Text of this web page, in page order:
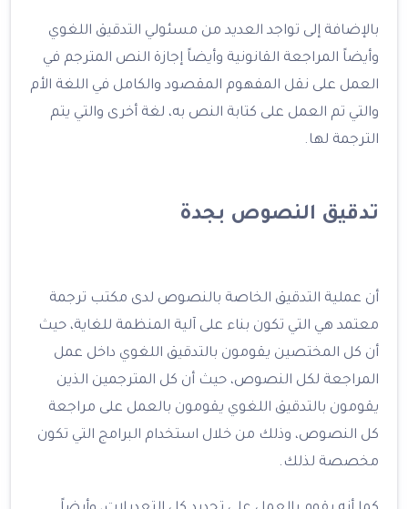
بالإضافة إلى تواجد العديد من مسئولي التدقيق اللغوي
وأيضاً المراجعة القانونية وأيضاً إجازة النص المترجم في
العمل على نقل المفهوم المقصود والكامل في اللغة الأم
والتي تم العمل على كتابة النص به، لغة أخرى والتي يتم
الترجمة لها.
تدقيق النصوص بجدة
أن عملية التدقيق الخاصة بالنصوص لدى مكتب ترجمة
معتمد هي التي تكون بناء على آلية المنظمة للغاية، حيث
أن كل المختصين يقومون بالتدقيق اللغوي داخل عمل
المراجعة لكل النصوص، حيث أن كل المترجمين الذين
يقومون بالتدقيق اللغوي يقومون بالعمل على مراجعة
كل النصوص، وذلك من خلال استخدام البرامج التي تكون
مخصصة لذلك.